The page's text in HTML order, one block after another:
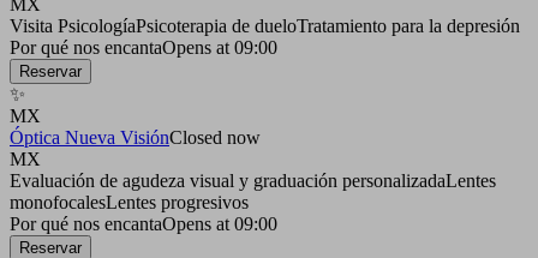
Visita PsicologíaPsicoterapia de dueloTratamiento para la depresión
Por qué nos encantaOpens at 09:00
Reservar
✨
MX
Óptica Nueva VisiónClosed now
MX
Evaluación de agudeza visual y graduación personalizadaLentes
monofocalesLentes progresivos
Por qué nos encantaOpens at 09:00
Reservar